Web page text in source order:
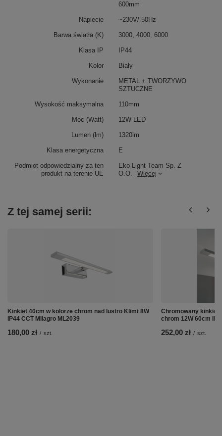
Podmiot odpowiedzialny za ten
produkt na terenie UE
Eko-Light Team Sp. Z
O.O.
Więcej
600mm
Napiecie ~230V/ 50Hz
Barwa światła (K) 3000, 4000, 6000
Klasa IP IP44
Kolor Biały
Wykonanie
METAL + TWORZYWO
SZTUCZNE
Wysokość maksymalna 110mm
Moc (Watt) 12W LED
Lumen (lm) 1320lm
Klasa energetyczna E
Z tej samej serii:
Kinkiet 40cm w kolorze chrom nad lustro Klimt 8W
IP44 CCT Milagro ML2039
180,00 zł / szt.
Chromowany kinkiet
chrom 12W 60cm
252,00 zł / szt.